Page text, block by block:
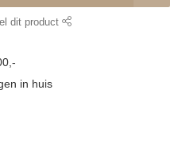
dit product
in huis